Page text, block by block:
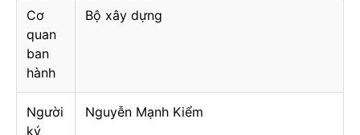
Cơ
quan
ban
hành
Bộ xây dựng
Người
ký
Nguyễn Mạnh Kiểm